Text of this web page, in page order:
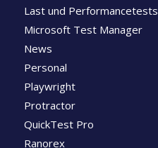
Last und Performancetests
Microsoft Test Manager
News
Personal
Playwright
Protractor
QuickTest Pro
Ranorex